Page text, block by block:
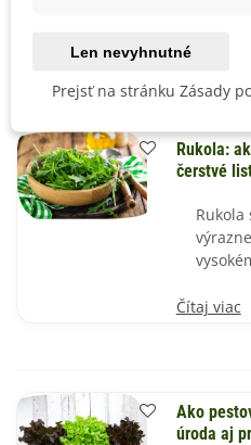
Čítaj viac
Rukola:
čerstvé
Čítaj viac
Ako
úroda aj
Len nevyhnutné
Prejsť na stránku Zásady